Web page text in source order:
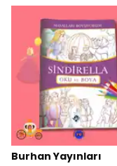
Burhan Yayınları